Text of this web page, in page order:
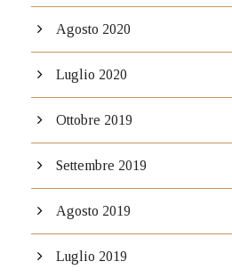
Agosto 2020
Luglio 2020
Ottobre 2019
Settembre 2019
Agosto 2019
Luglio 2019